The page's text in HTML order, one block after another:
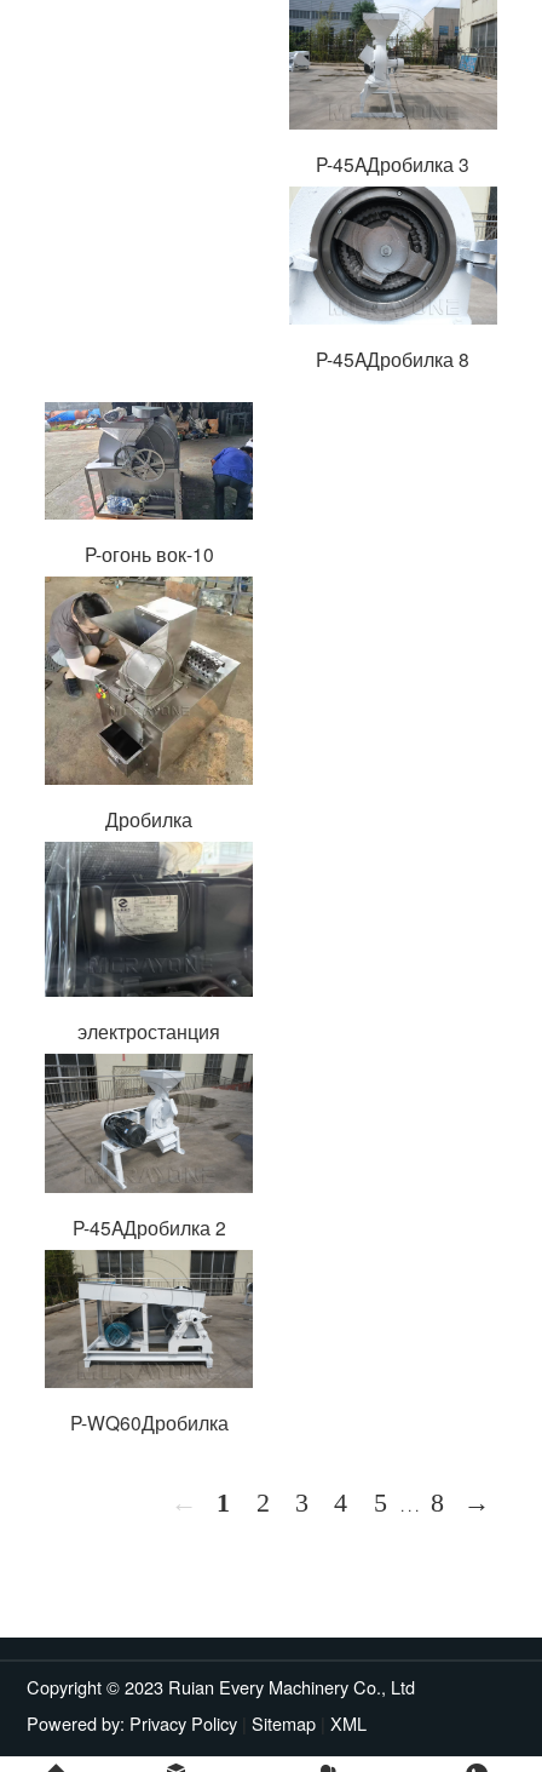
P-45AДробилка 3
P-45AДробилка 8
P-огонь вок-10
Дробилка
электростанция
P-45AДробилка 2
P-WQ60Дробилка
← 1 2 3 4 5 . . . 8 →
Copyright © 2023 Ruian Every Machinery Co., Ltd
Powered by: Privacy Policy |Sitemap |XML